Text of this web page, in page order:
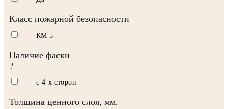
Класс пожарной безопасности
КМ 5
Наличие фаски
?
с 4-х сторон
Толщина ценного слоя, мм.